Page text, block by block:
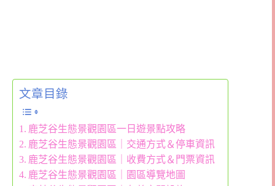
文章目錄
鹿芝谷生態景觀園區一日遊景點攻略
鹿芝谷生態景觀園區｜交通方式＆停車資訊
鹿芝谷生態景觀園區｜收費方式＆門票資訊
鹿芝谷生態景觀園區｜園區導覽地圖